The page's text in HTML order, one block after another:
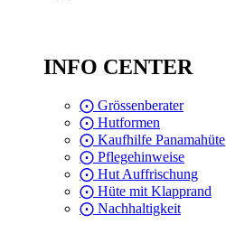
INFO CENTER
⨀ Grössenberater
⨀ Hutformen
⨀ Kaufhilfe Panamahüte
⨀ Pflegehinweise
⨀ Hut Auffrischung
⨀ Hüte mit Klapprand
⨀ Nachhaltigkeit